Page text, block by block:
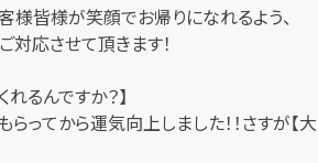
様皆様が笑顔でお帰りになれるよう、
対応させて頂きます！
るんですか？】
らってから運気向上しました！！さすが【大